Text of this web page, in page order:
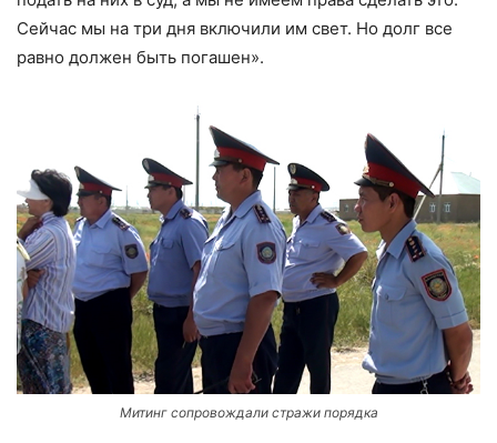
Сейчас мы на три дня включили им свет. Но долг все
равно должен быть погашен».
Митинг сопровождали стражи порядка